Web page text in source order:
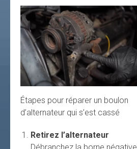
Étapes pour réparer un boulon
d’alternateur qui s’est cassé
Retirez l’alternateur